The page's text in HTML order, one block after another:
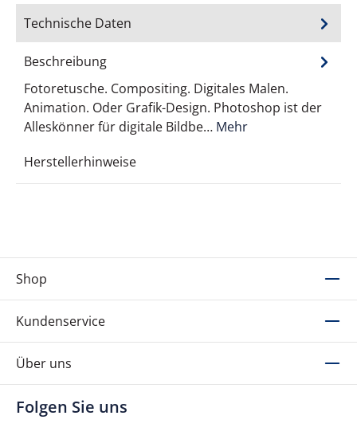
Technische Daten
Beschreibung
Fotoretusche. Compositing. Digitales Malen.
Animation. Oder Grafik-Design. Photoshop ist der
Alleskönner für digitale Bildbe… Mehr
Herstellerhinweise
Shop
Kundenservice
Über uns
Folgen Sie uns